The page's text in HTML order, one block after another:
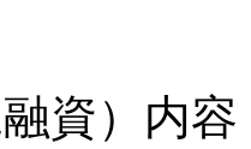
資）内容